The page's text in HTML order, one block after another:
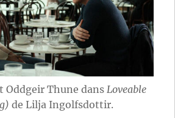
Oddgeir Thune dans Loveable
de Lilja Ingolfsdottir.